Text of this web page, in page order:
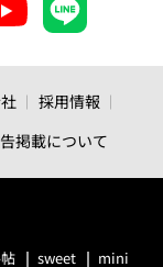
採用情報
掲載について
sweet mini